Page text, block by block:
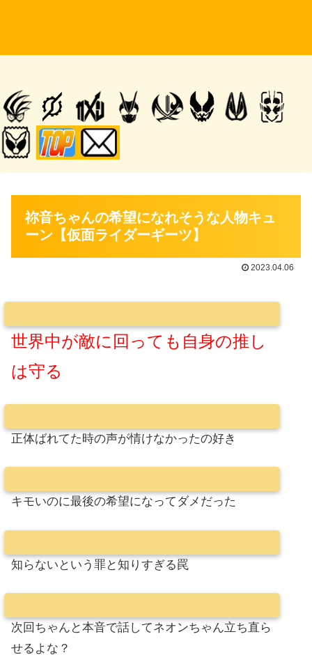
祢音ちゃんの希望になれそうな人物キュ
ーン【仮面ライダーギーツ】
2023.04.06
世界中が敵に回っても自身の推し
は守る
正体ばれてた時の声が情けなかったの好き
キモいのに最後の希望になってダメだった
知らないという罪と知りすぎる罠
次回ちゃんと本音で話してネオンちゃん立ち直ら
せるよな？